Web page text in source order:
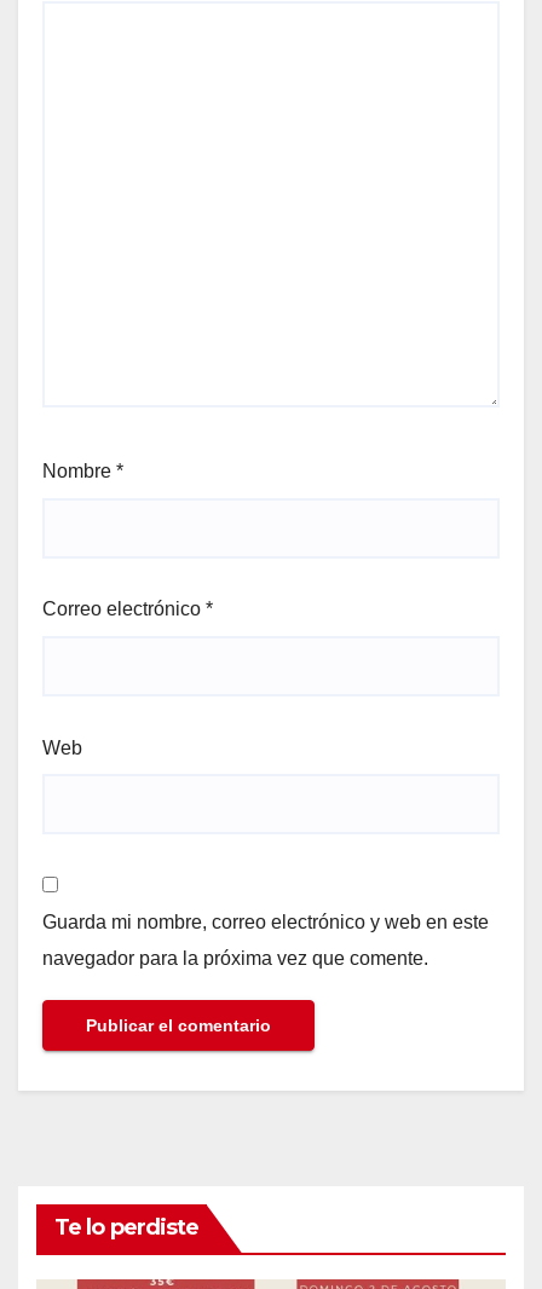
Nombre *
Correo electrónico *
Web
Guarda mi nombre, correo electrónico y web en este
navegador para la próxima vez que comente.
Te lo perdiste